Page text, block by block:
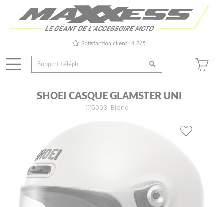
Satisfaction client : 4.8/5
SHOEI CASQUE GLAMSTER UNI
1115003 Blanc